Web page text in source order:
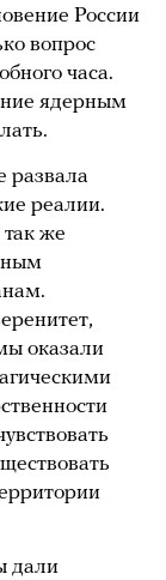
России
вопрос
часа.
ядерным
развала
реалии.
же
оказали
дали